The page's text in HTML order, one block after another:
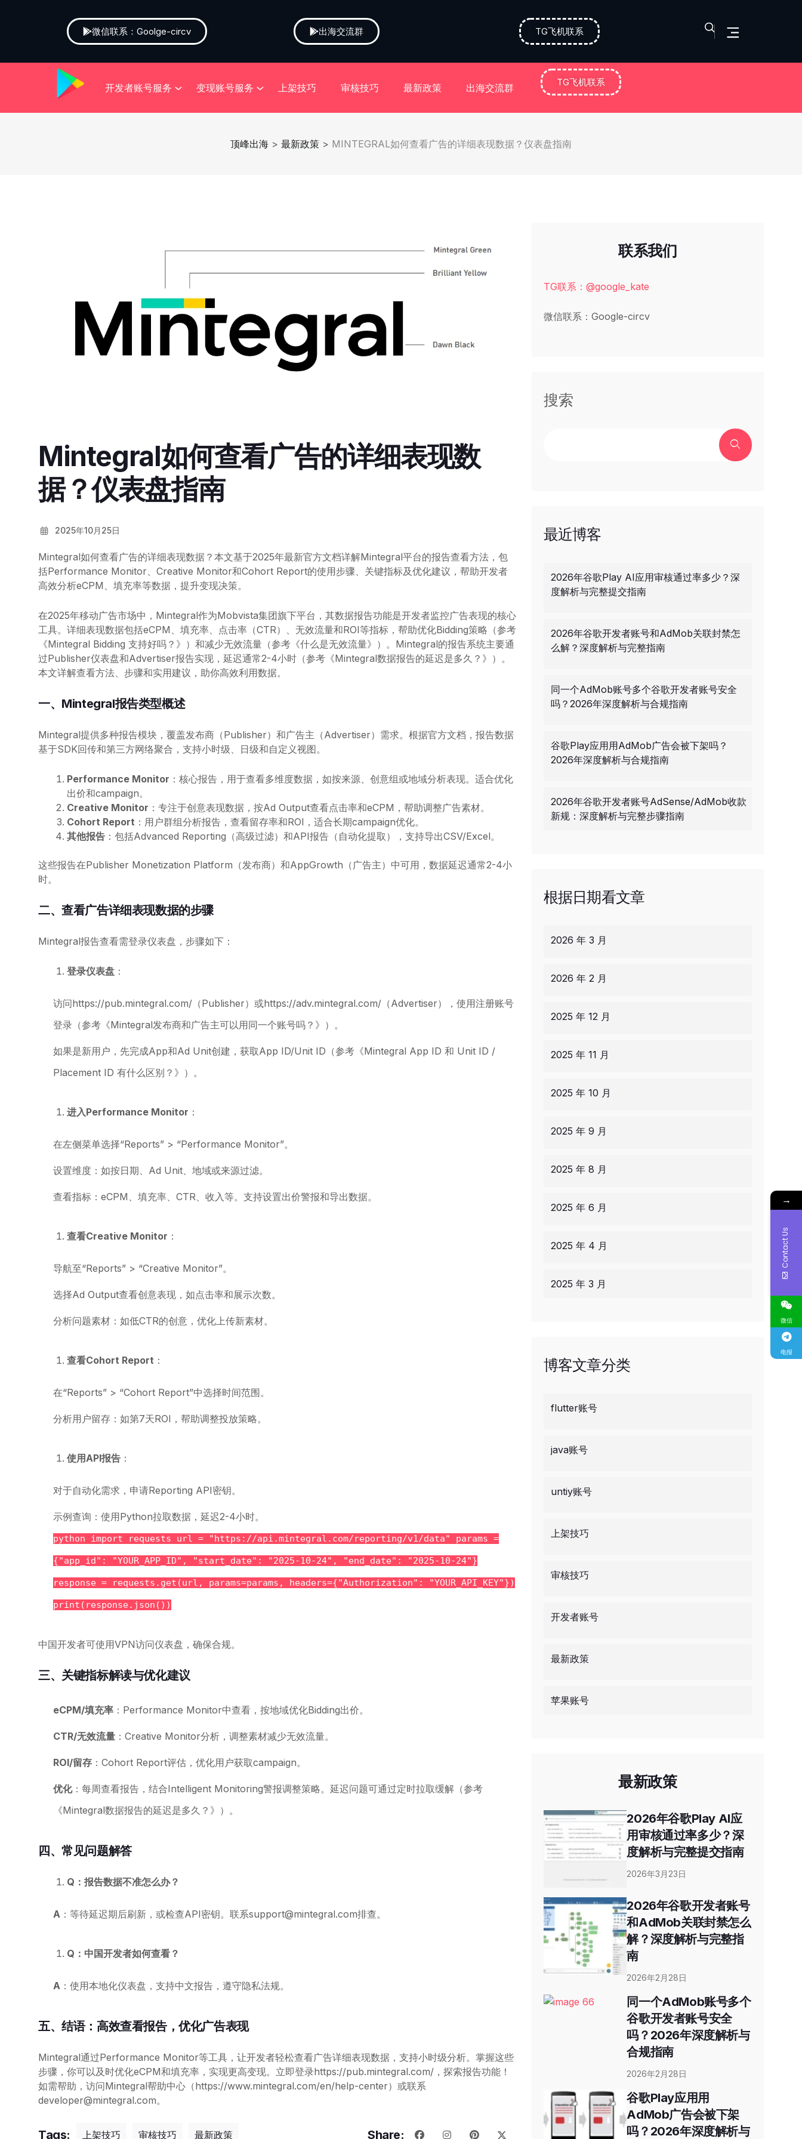
微信联系：Goolge-circv 出海交流群 TG飞机联系
开发者账号服务 变现账号服务 上架技巧 审核技巧 最新政策 出海交流群 TG飞机联系
顶峰出海 > 最新政策 > MINTEGRAL如何查看广告的详细表现数据？仪表盘指南
Mintegral如何查看广告的详细表现数
据？仪表盘指南
2025年10月25日
Mintegral如何查看广告的详细表现数据？本文基于2025年最新官方文档详解Mintegral平台的报告查看方法，包
括Performance Monitor、Creative Monitor和Cohort Report的使用步骤、关键指标及优化建议，帮助开发者
高效分析eCPM、填充率等数据，提升变现决策。
在2025年移动广告市场中，Mintegral作为Mobvista集团旗下平台，其数据报告功能是开发者监控广告表现的核心
工具。详细表现数据包括eCPM、填充率、点击率（CTR）、无效流量和ROI等指标，帮助优化Bidding策略（参考
《Mintegral Bidding 支持好吗？》）和减少无效流量（参考《什么是无效流量》）。Mintegral的报告系统主要通
过Publisher仪表盘和Advertiser报告实现，延迟通常2-4小时（参考《Mintegral数据报告的延迟是多久？》）。
本文详解查看方法、步骤和实用建议，助你高效利用数据。
一、Mintegral报告类型概述
Mintegral提供多种报告模块，覆盖发布商（Publisher）和广告主（Advertiser）需求。根据官方文档，报告数据
基于SDK回传和第三方网络聚合，支持小时级、日级和自定义视图。
Performance Monitor ：核心报告，用于查看多维度数据，如按来源、创意组或地域分析表现。适合优化
出价和campaign。
Creative Monitor ：专注于创意表现数据，按Ad Output查看点击率和eCPM，帮助调整广告素材。
Cohort Report ：用户群组分析报告，查看留存率和ROI，适合长期campaign优化。
其他报告 ：包括Advanced Reporting（高级过滤）和API报告（自动化提取），支持导出CSV/Excel。
这些报告在Publisher Monetization Platform（发布商）和AppGrowth（广告主）中可用，数据延迟通常2-4小
时。
二、查看广告详细表现数据的步骤
Mintegral报告查看需登录仪表盘，步骤如下：
登录仪表盘 ：
访问https://pub.mintegral.com/（Publisher）或https://adv.mintegral.com/（Advertiser），使用注册账号
登录（参考《Mintegral发布商和广告主可以用同一个账号吗？》）。
如果是新用户，先完成App和Ad Unit创建，获取App ID/Unit ID（参考《Mintegral App ID 和 Unit ID /
Placement ID 有什么区别？》）。
进入Performance Monitor ：
在左侧菜单选择“Reports” > “Performance Monitor”。
设置维度：如按日期、Ad Unit、地域或来源过滤。
查看指标：eCPM、填充率、CTR、收入等。支持设置出价警报和导出数据。
查看Creative Monitor ：
导航至“Reports” > “Creative Monitor”。
选择Ad Output查看创意表现，如点击率和展示次数。
分析问题素材：如低CTR的创意，优化上传新素材。
查看Cohort Report ：
在“Reports” > “Cohort Report”中选择时间范围。
分析用户留存：如第7天ROI，帮助调整投放策略。
使用API报告 ：
对于自动化需求，申请Reporting API密钥。
示例查询：使用Python拉取数据，延迟2-4小时。
python import requests url = "https://api.mintegral.com/reporting/v1/data" params =
{"app_id": "YOUR_APP_ID", "start_date": "2025-10-24", "end_date": "2025-10-24"}
response = requests.get(url, params=params, headers={"Authorization": "YOUR_API_KEY"})
print(response.json())
中国开发者可使用VPN访问仪表盘，确保合规。
三、关键指标解读与优化建议
eCPM/填充率 ：Performance Monitor中查看，按地域优化Bidding出价。
CTR/无效流量 ：Creative Monitor分析，调整素材减少无效流量。
ROI/留存 ：Cohort Report评估，优化用户获取campaign。
优化：每周查看报告，结合Intelligent Monitoring警报调整策略。延迟问题可通过定时拉取缓解（参考
《Mintegral数据报告的延迟是多久？》）。
四、常见问题解答
Q：报告数据不准怎么办？
A ：等待延迟期后刷新，或检查API密钥。联系support@mintegral.com排查。
Q：中国开发者如何查看？
A ：使用本地化仪表盘，支持中文报告，遵守隐私法规。
五、结语：高效查看报告，优化广告表现
Mintegral通过Performance Monitor等工具，让开发者轻松查看广告详细表现数据，支持小时级分析。掌握这些
步骤，你可以及时优化eCPM和填充率，实现更高变现。立即登录https://pub.mintegral.com/，探索报告功能！
如需帮助，访问Mintegral帮助中心（https://www.mintegral.com/en/help-center）或联系
developer@mintegral.com。
Tags: 上架技巧 审核技巧 最新政策 Share:
联系我们
TG联系：@google_kate
微信联系：Google-circv
搜索
最近博客
2026年谷歌Play AI应用审核通过率多少？深
度解析与完整提交指南
2026年谷歌开发者账号和AdMob关联封禁怎
么解？深度解析与完整指南
同一个AdMob账号多个谷歌开发者账号安全
吗？2026年深度解析与合规指南
谷歌Play应用用AdMob广告会被下架吗？
2026年深度解析与合规指南
2026年谷歌开发者账号AdSense/AdMob收款
新规：深度解析与完整步骤指南
根据日期看文章
2026 年 3 月
2026 年 2 月
2025 年 12 月
2025 年 11 月
2025 年 10 月
2025 年 9 月
2025 年 8 月
2025 年 6 月
2025 年 4 月
2025 年 3 月
博客文章分类
flutter账号
java账号
untiy账号
上架技巧
审核技巧
开发者账号
最新政策
苹果账号
最新政策
2026年谷歌Play AI应
用审核通过率多少？深
度解析与完整提交指南
2026年3月23日
2026年谷歌开发者账号
和AdMob关联封禁怎么
解？深度解析与完整指
南
2026年2月28日
同一个AdMob账号多个
谷歌开发者账号安全
吗？2026年深度解析与
合规指南
2026年2月28日
谷歌Play应用用
AdMob广告会被下架
吗？2026年深度解析与
→
Contact Us
微信
电报